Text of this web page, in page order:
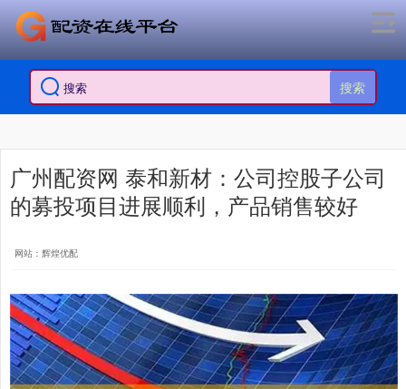
搜索
广州配资网 泰和新材：公司控股子公司
的募投项目进展顺利，产品销售较好
网站：辉煌优配